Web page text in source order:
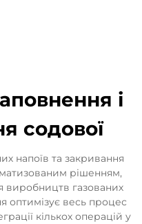
і
содової
напоїв та закривання
рішенням,
виробництв газованих
оптимізує весь процес
кількох операцій у